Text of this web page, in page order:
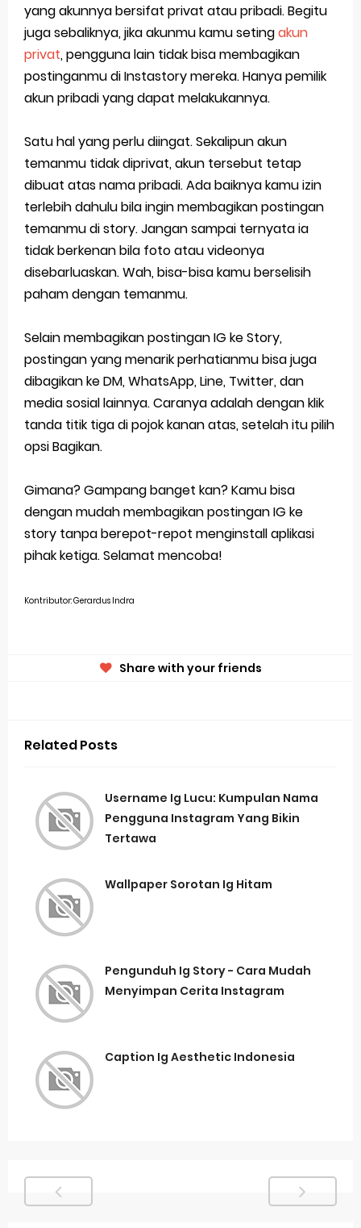
yang akunnya bersifat privat atau pribadi. Begitu
juga sebaliknya, jika akunmu kamu setingakun
privat, pengguna lain tidak bisa membagikan
postinganmu di Instastory mereka. Hanya pemilik
akun pribadi yang dapat melakukannya.
Satu hal yang perlu diingat. Sekalipun akun
temanmu tidak diprivat, akun tersebut tetap
dibuat atas nama pribadi. Ada baiknya kamu izin
terlebih dahulu bila ingin membagikan postingan
temanmu di story. Jangan sampai ternyata ia
tidak berkenan bila foto atau videonya
disebarluaskan. Wah, bisa-bisa kamu berselisih
paham dengan temanmu.
Selain membagikan postingan IG ke Story,
postingan yang menarik perhatianmu bisa juga
dibagikan ke DM, WhatsApp, Line, Twitter, dan
media sosial lainnya. Caranya adalah dengan klik
tanda titik tiga di pojok kanan atas, setelah itu pilih
opsi Bagikan.
Gimana? Gampang banget kan? Kamu bisa
dengan mudah membagikan postingan IG ke
story tanpa berepot-repot menginstall aplikasi
pihak ketiga. Selamat mencoba!
Kontributor: Gerardus Indra
Share with your friends
Related Posts
Username Ig Lucu: Kumpulan Nama
Pengguna Instagram Yang Bikin
Tertawa
Wallpaper Sorotan Ig Hitam
Pengunduh Ig Story - Cara Mudah
Menyimpan Cerita Instagram
Caption Ig Aesthetic Indonesia